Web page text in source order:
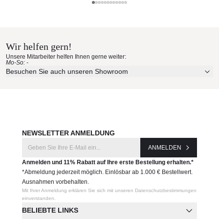
erstklassiger Qualität
100 × 74 × 50/102 cm
Gewicht:
7,86 kg
Hersteller:
Sika Design
Erleben Sie unsere Stoffe und Materialien ganz in Ruhe in
Ihren eigenen vier Wänden.
Aktuelle Originalstoffe des Herstellers
Wir helfen gern!
Unsere Mitarbeiter helfen Ihnen gerne weiter:
Mo-So: -
Besuchen Sie auch unseren Showroom
BELIEBTE LINKS
NEWSLETTER ANMELDUNG
ANMELDEN
Anmelden und 11% Rabatt auf Ihre erste Bestellung erhalten.*
*Abmeldung jederzeit möglich. Einlösbar ab 1.000 € Bestellwert.
Ausnahmen vorbehalten.
Mit Ihrer Anmeldung erklären Sie sich mit unseren Datenschutzbestimmungen
einverstanden.